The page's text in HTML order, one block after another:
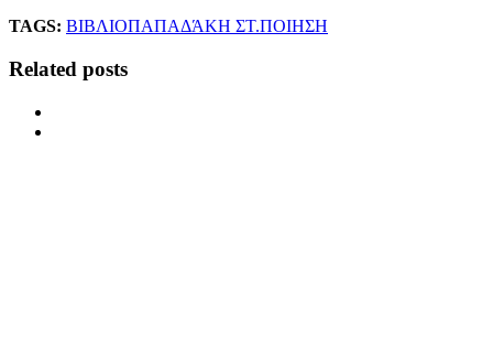
TAGS: ΒΙΒΛΙΟΠΑΠΑΔΆΚΗ ΣΤ.ΠΟΙΗΣΗ
Related posts